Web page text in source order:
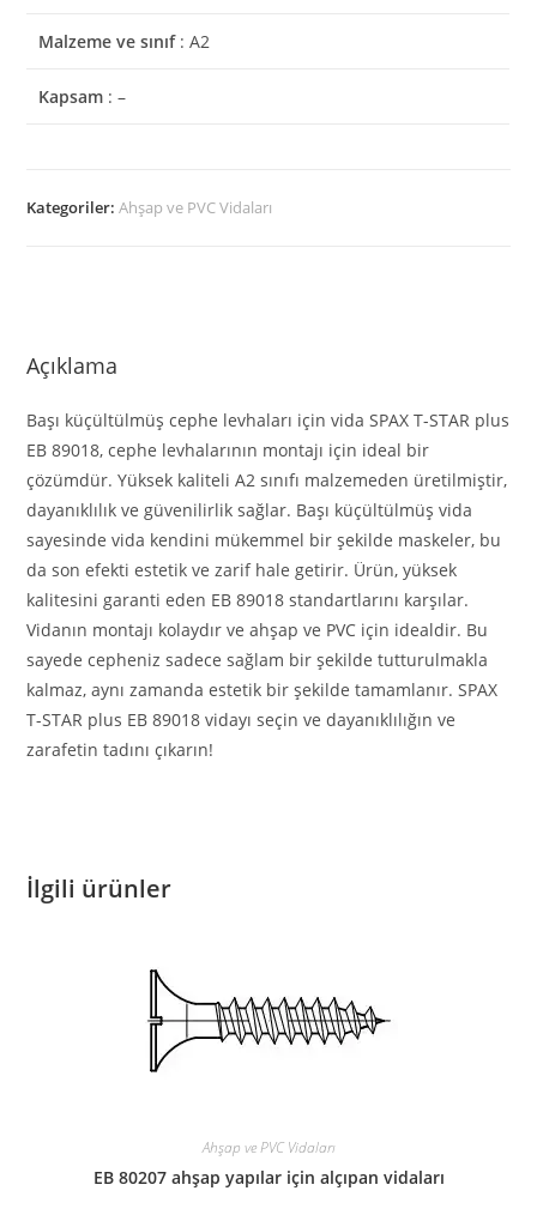
Malzeme ve sınıf: A2
Kapsam : –
Kategoriler:Ahşap ve PVC Vidaları
Açıklama
Başı küçültülmüş cephe levhaları için vida SPAX T-STAR plus
EB 89018, cephe levhalarının montajı için ideal bir
çözümdür. Yüksek kaliteli A2 sınıfı malzemeden üretilmiştir,
dayanıklılık ve güvenilirlik sağlar. Başı küçültülmüş vida
sayesinde vida kendini mükemmel bir şekilde maskeler, bu
da son efekti estetik ve zarif hale getirir. Ürün, yüksek
kalitesini garanti eden EB 89018 standartlarını karşılar.
Vidanın montajı kolaydır ve ahşap ve PVC için idealdir. Bu
sayede cepheniz sadece sağlam bir şekilde tutturulmakla
kalmaz, aynı zamanda estetik bir şekilde tamamlanır. SPAX
T-STAR plus EB 89018 vidayı seçin ve dayanıklılığın ve
zarafetin tadını çıkarın!
İlgili ürünler
Ahşap ve PVC Vidaları
EB 80207 ahşap yapılar için alçıpan vidaları